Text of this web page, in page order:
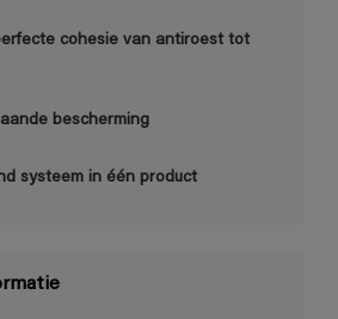
cohesie van antiroest tot
bescherming
systeem in één product